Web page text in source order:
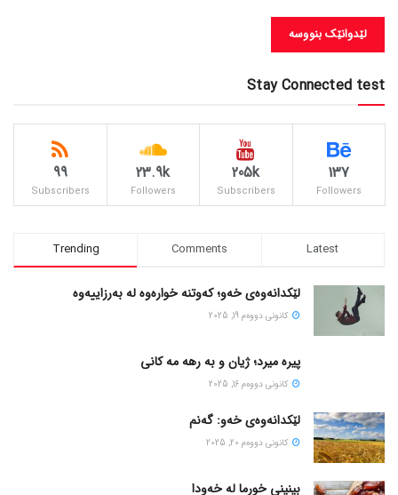
Stay Connected test
137
Followers
205k
Subscribers
23.9k
Followers
99
Subscribers
Trending Comments Latest
لێکدانەوەی خەو؛ کەوتنە خوارەوە لە بەرزاییەوە
كانونی دووه‌م 19, 2025
پیره میرد؛ ژیان و به رهه مه کانی
كانونی دووه‌م 16, 2025
لێکدانەوەی خەو: گەنم
كانونی دووه‌م 20, 2025
بینینی خورما لە خەودا